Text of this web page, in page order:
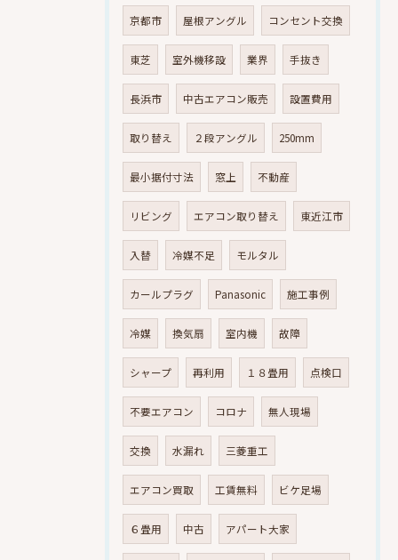
京都市 屋根アングル コンセント交換
東芝 室外機移設 業界 手抜き
長浜市 中古エアコン販売 設置費用
取り替え ２段アングル 250mm
最小据付寸法 窓上 不動産
リビング エアコン取り替え 東近江市
入替 冷媒不足 モルタル
カールプラグ Panasonic 施工事例
冷媒 換気扇 室内機 故障
シャープ 再利用 １８畳用 点検口
不要エアコン コロナ 無人現場
交換 水漏れ 三菱重工
エアコン買取 工賃無料 ビケ足場
６畳用 中古 アパート大家